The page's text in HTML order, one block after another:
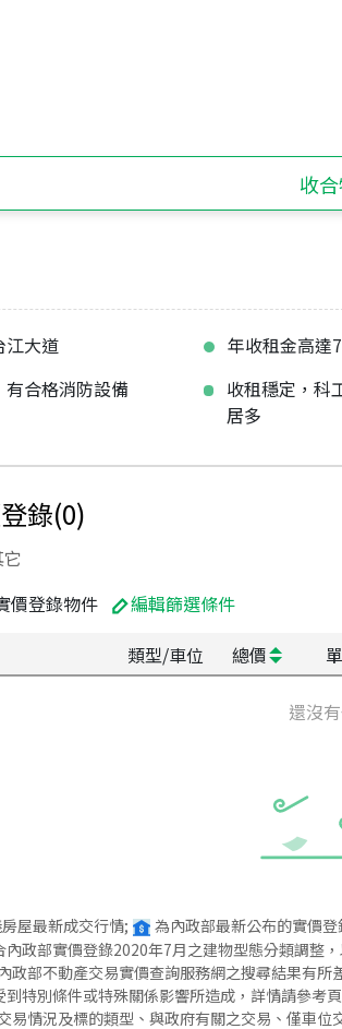
收
江大道 年收租金高達
合格消防設備
收租穩定，科
居多
錄(0)
價登錄物件 編輯篩選條件
類型/車位 總價
還沒
屋最新成交行情; 為內政部最新公布的實價登
政部實價登錄2020年7月之建物型態分類調整
政部不動產交易實價查詢服務網之搜尋結果有所
特別條件或特殊關係影響所造成，詳情請參考
易情況及標的類型、與政府有關之交易、僅車